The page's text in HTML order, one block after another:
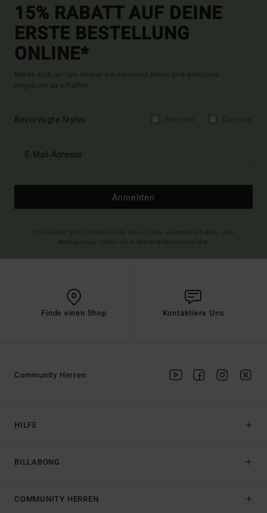
15% RABATT AUF DEINE
ERSTE BESTELLUNG
ONLINE*
Melde dich an, um immer die neuesten News und exklusive
Angebote zu erhalten.
Bevorzugte Styles
Anmelden
Finde einen Shop Kontaktiere Uns
HILFE
BILLABONG
Community Herren
COMMUNITY HERREN